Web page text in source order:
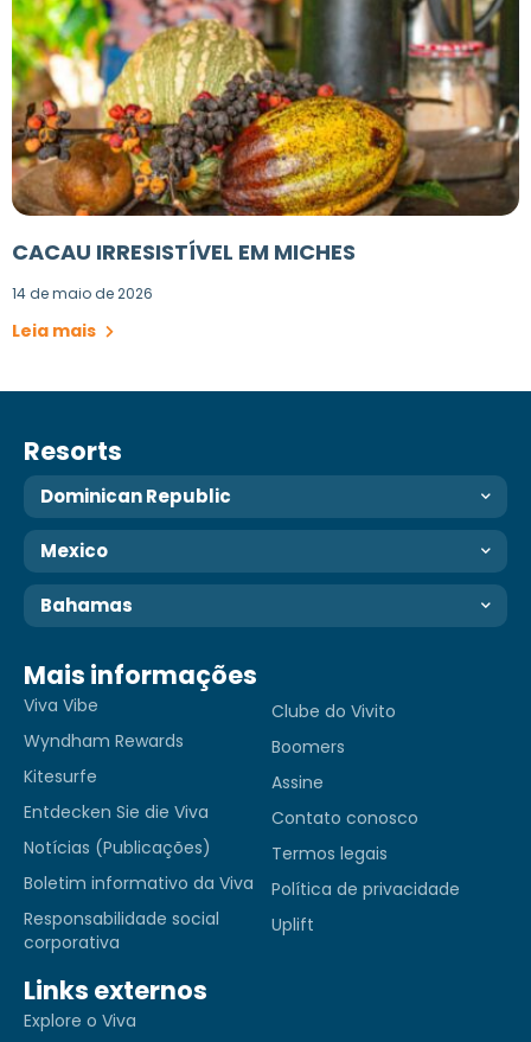
CACAU IRRESISTÍVEL EM MICHES
14 de maio de 2026
Leia mais
Resorts
Dominican Republic
Mexico
Bahamas
Mais informações
Viva Vibe
Wyndham Rewards
Kitesurfe
Entdecken Sie die Viva
Notícias (Publicações)
Boletim informativo da Viva
Responsabilidade social
corporativa
Clube do Vivito
Boomers
Assine
Contato conosco
Termos legais
Política de privacidade
Uplift
Links externos
Explore o Viva